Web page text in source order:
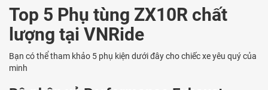
Top 5 Phụ tùng ZX10R chất
lượng tại VNRide
Bạn có thể tham khảo 5 phụ kiện dưới đây cho chiếc xe yêu quý của
minh